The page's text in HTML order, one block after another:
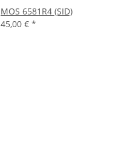
MOS 6581R4 (SID)
45,00 € *